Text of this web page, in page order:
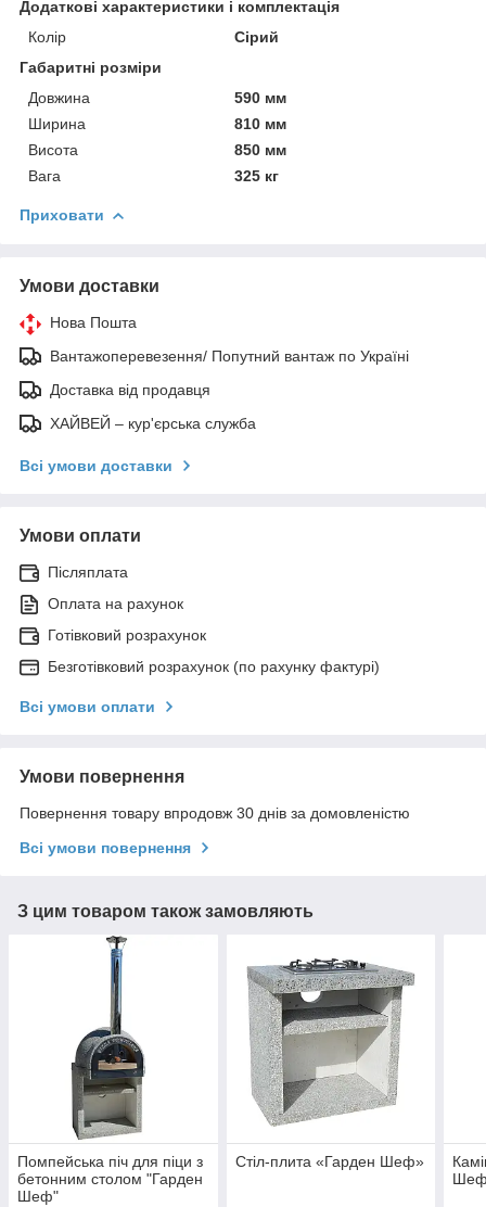
Додаткові характеристики і комплектація
Колір
Сірий
Габаритні розміри
Довжина
590 мм
Ширина
810 мм
Висота
850 мм
Вага
325 кг
Приховати
Умови доставки
Нова Пошта
Вантажоперевезення/ Попутний вантаж по Україні
Доставка від продавця
ХАЙВЕЙ – кур'єрська служба
Всі умови доставки
Умови оплати
Післяплата
Оплата на рахунок
Готівковий розрахунок
Безготівковий розрахунок (по рахунку фактурі)
Всі умови оплати
Умови повернення
Повернення товару впродовж 30 днів за домовленістю
Всі умови повернення
З цим товаром також замовляють
Помпейська піч для піци з
бетонним столом "Гарден
Шеф"
Стіл-плита «Гарден Шеф»